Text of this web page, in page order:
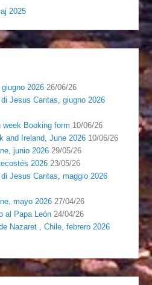
2025
2026 26/06/26
Jesus Caritas, giugno 2026
week Booking form 10/06/26
and Ireland, June 2026 10/06/26
junio 2026 29/05/26
2026 23/05/26
Jesus Caritas, maggio 2026
mayo 2026 27/04/26
al Papa León 24/04/26
Nazaret , Chile, febrero 2026